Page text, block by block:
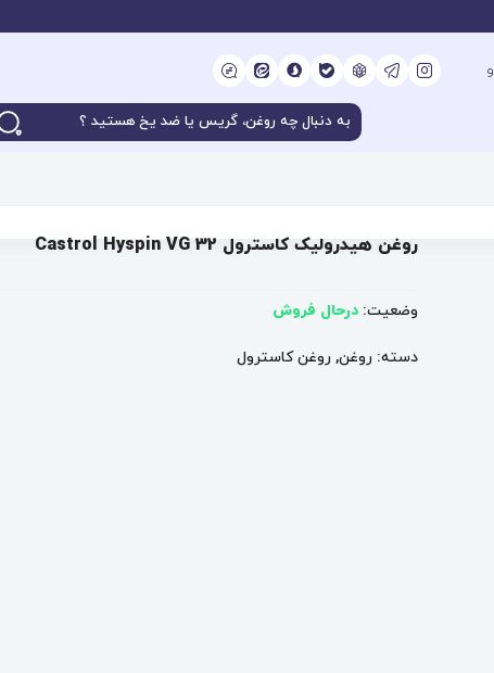
کیلومتر 6 بزرگراه فتح جنوب، جنب دفتر خدمات الکترونیک شهر، پلاک 588 و
روغن هیدرولیک کاسترول Castrol Hyspin VG 32
وضعیت: درحال فروش
دسته: روغن, روغن کاسترول